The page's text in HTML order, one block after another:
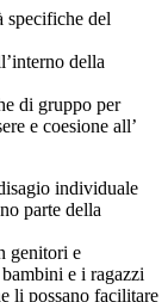
specifiche del
della
di gruppo per
e coesione all’
individuale
parte della
genitori e
e i ragazzi
li possano facilitare